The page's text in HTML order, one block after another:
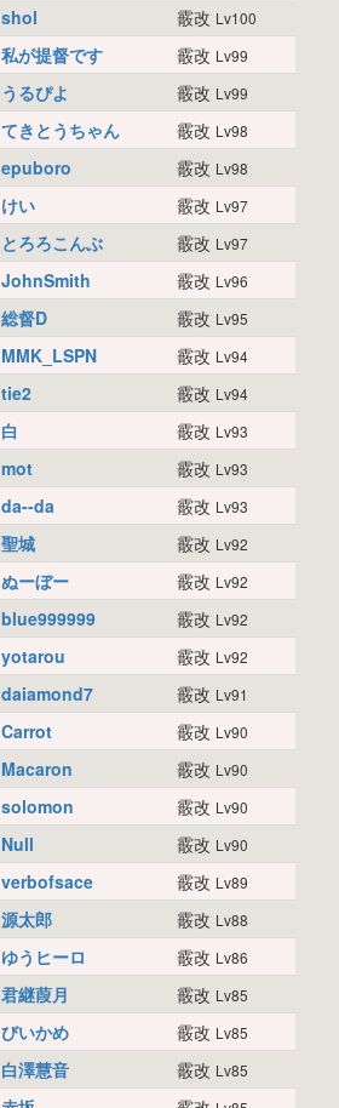
shol 霰改 Lv100
私が提督です 霰改 Lv99
うるぴよ 霰改 Lv99
てきとうちゃん 霰改 Lv98
epuboro 霰改 Lv98
けい 霰改 Lv97
とろろこんぶ 霰改 Lv97
JohnSmith 霰改 Lv96
総督D 霰改 Lv95
MMK_LSPN 霰改 Lv94
tie2 霰改 Lv94
白 霰改 Lv93
mot 霰改 Lv93
da--da 霰改 Lv93
聖城 霰改 Lv92
ぬーぼー 霰改 Lv92
blue999999 霰改 Lv92
yotarou 霰改 Lv92
daiamond7 霰改 Lv91
Carrot 霰改 Lv90
Macaron 霰改 Lv90
solomon 霰改 Lv90
Null 霰改 Lv90
verbofsace 霰改 Lv89
源太郎 霰改 Lv88
ゆうヒーロ 霰改 Lv86
君継葭月 霰改 Lv85
びいかめ 霰改 Lv85
白澤慧音 霰改 Lv85